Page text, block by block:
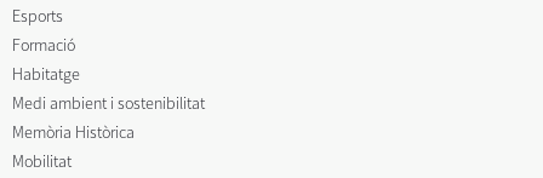
Esports
Formació
Habitatge
Medi ambient i sostenibilitat
Memòria Històrica
Mobilitat